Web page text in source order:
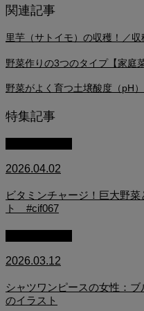
関連記事
里芋（サトイモ）の収穫！／
野菜作りの3つのタイプ【家庭
野菜がよく育つ土壌酸度（pH
特集記事
2026.04.02
ビタミンチャージ！巨大野
ト #cif067
2026.03.12
シャツワンピースの女性：
のイラスト